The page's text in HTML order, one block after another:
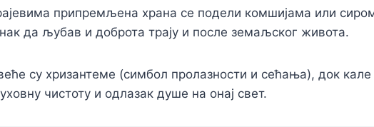
припремљена храна се подели комшијама или
да љубав и доброта трају и после земаљског живота.
су хризантеме (симбол пролазности и сећања), док
чистоту и одлазак душе на онај свет.